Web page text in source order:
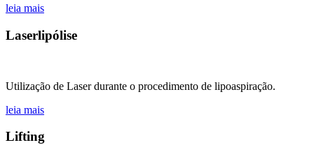
leia mais
Laserlipólise
Utilização de Laser durante o procedimento de lipoaspiração.
leia mais
Lifting